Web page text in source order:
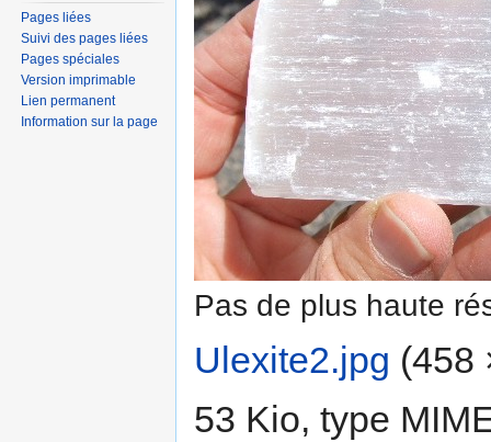
Pas de plus haute
Ulexite2.jpg (458
53 Kio, type
Pages liées
Suivi des pages liées
Pages spéciales
Version imprimable
Lien permanent
Information sur la page